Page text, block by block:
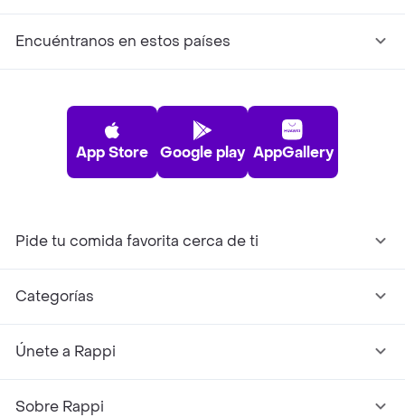
Encuéntranos en estos países
App Store Google play AppGallery
Pide tu comida favorita cerca de ti
Categorías
Únete a Rappi
Sobre Rappi